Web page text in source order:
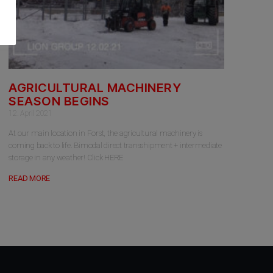
AGRICULTURAL MACHINERY
SEASON BEGINS
12. April 2021
At our main location in Forst, the agricultural machinery is
coming back to life. Bimodal direct transshipment + intermediate
storage in any weather! Click HERE
READ MORE